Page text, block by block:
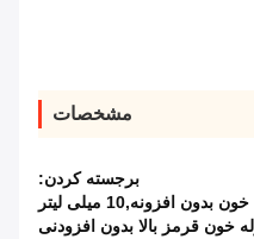
مشخصات
برجسته کردن:
10 میلی لیتر لوله های جمع آوری خون بدون افزونه,10 میلی لیتر
خون قرمز بالا بدون افزودنی